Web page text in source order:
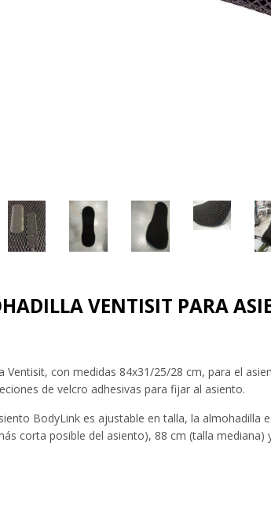
VENTISIT PARA
Ventisit, con medidas 84x31/25/28 cm, para el
de velcro adhesivas para fijar al asiento.
BodyLink es ajustable en talla, la almohadilla
corta posible del asiento), 88 cm (talla mediana)